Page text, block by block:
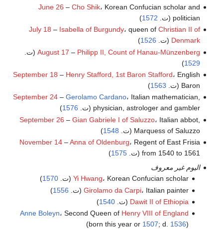
June 26 – Cho Shik، Korean Confucian scholar and
politician (ت.
1572
)
July 18 – Isabella of Burgundy، queen of Christian II of
Denmark (ت. 1526
)
August 17 – Philipp II, Count of Hanau-Münzenberg
(ت.
1529
)
September 18 – Henry Stafford, 1st Baron Stafford، English
Baron (ت.
1563
)
September 24– Gerolamo Cardano، Italian mathematician,
physician, astrologer and gambler (ت.
1576
)
September 26 – Gian Gabriele I of Saluzzo، Italian abbot,
Marquess of Saluzzo (ت.
1548
)
November 14–Anna of Oldenburg، Regent of East Frisia
from 1540 to 1561 (ت.
1575
)
اليوم غير معروف
Yi Hwang، Korean Confucian scholar (ت. 1570
)
Girolamo da Carpi، Italian painter (ت. 1556
)
Dawit II of Ethiopia (ت. 1540
)
Anne Boleyn، Second Queen of Henry VIII of England
(born this year or 1507; d. 1536)